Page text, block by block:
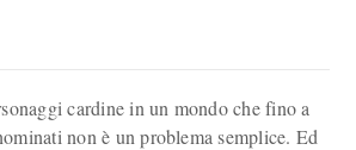
cardine in un mondo che fino a
non è un problema semplice. Ed